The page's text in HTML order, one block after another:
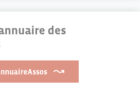
des